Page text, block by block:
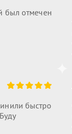
был отмечен
быстро